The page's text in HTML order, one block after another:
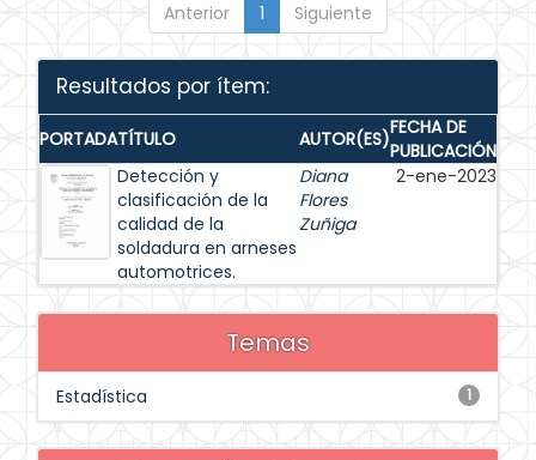
Anterior 1 Siguiente
Resultados por ítem:
PORTADATÍTULO AUTOR(ES)FECHA DE
PUBLICACIÓN
Detección y
clasificación de la
calidad de la
soldadura en arneses
automotrices.
Diana
Flores
Zuñiga
2-ene-2023
Temas
1
Estadística